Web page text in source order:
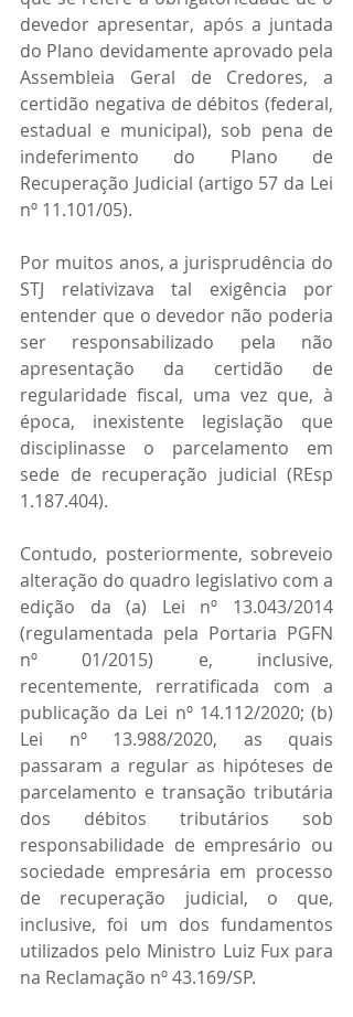
devedor apresentar, após a juntada
do Plano devidamente aprovado pela
Assembleia Geral de Credores, a
certidão negativa de débitos (federal,
estadual e municipal), sob pena de
indeferimento do Plano de
Recuperação Judicial (artigo 57 da Lei
nº 11.101/05).
Por muitos anos, a jurisprudência do
STJ relativizava tal exigência por
entender que o devedor não poderia
ser responsabilizado pela não
apresentação da certidão de
regularidade fiscal, uma vez que, à
época, inexistente legislação que
disciplinasse o parcelamento em
sede de recuperação judicial (REsp
1.187.404).
Contudo, posteriormente, sobreveio
alteração do quadro legislativo com a
edição da (a) Lei nº 13.043/2014
(regulamentada pela Portaria PGFN
nº 01/2015) e, inclusive,
recentemente, rerratificada com a
publicação da Lei nº 14.112/2020; (b)
Lei nº 13.988/2020, as quais
passaram a regular as hipóteses de
parcelamento e transação tributária
dos débitos tributários sob
responsabilidade de empresário ou
sociedade empresária em processo
de recuperação judicial, o que,
inclusive, foi um dos fundamentos
utilizados pelo Ministro Luiz Fux para
na Reclamação nº 43.169/SP.